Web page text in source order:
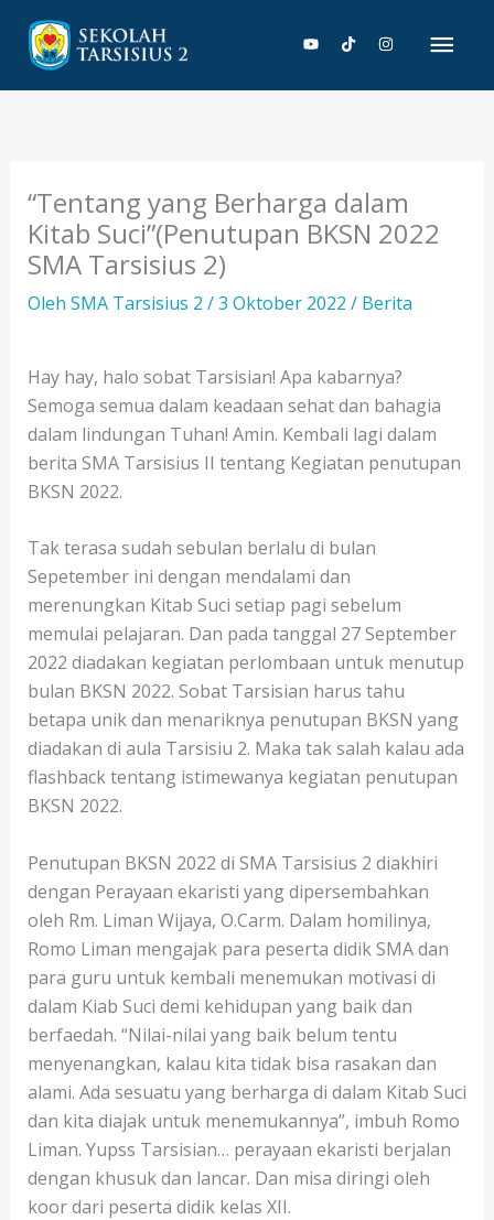
konten
“Tentang yang Berharga dalam
Kitab Suci”(Penutupan BKSN 2022
SMA Tarsisius 2)
Oleh SMA Tarsisius 2 /3 Oktober 2022 / Berita
Hay hay, halo sobat Tarsisian! Apa kabarnya?
Semoga semua dalam keadaan sehat dan bahagia
dalam lindungan Tuhan! Amin. Kembali lagi dalam
berita SMA Tarsisius II tentang Kegiatan penutupan
BKSN 2022.
Tak terasa sudah sebulan berlalu di bulan
Sepetember ini dengan mendalami dan
merenungkan Kitab Suci setiap pagi sebelum
memulai pelajaran. Dan pada tanggal 27 September
2022 diadakan kegiatan perlombaan untuk menutup
bulan BKSN 2022. Sobat Tarsisian harus tahu
betapa unik dan menariknya penutupan BKSN yang
diadakan di aula Tarsisiu 2. Maka tak salah kalau ada
flashback tentang istimewanya kegiatan penutupan
BKSN 2022.
Penutupan BKSN 2022 di SMA Tarsisius 2 diakhiri
dengan Perayaan ekaristi yang dipersembahkan
oleh Rm. Liman Wijaya, O.Carm. Dalam homilinya,
Romo Liman mengajak para peserta didik SMA dan
para guru untuk kembali menemukan motivasi di
dalam Kiab Suci demi kehidupan yang baik dan
berfaedah. “Nilai-nilai yang baik belum tentu
menyenangkan, kalau kita tidak bisa rasakan dan
alami. Ada sesuatu yang berharga di dalam Kitab Suci
dan kita diajak untuk menemukannya”, imbuh Romo
Liman. Yupss Tarsisian… perayaan ekaristi berjalan
dengan khusuk dan lancar. Dan misa diringi oleh
koor dari peserta didik kelas XII.